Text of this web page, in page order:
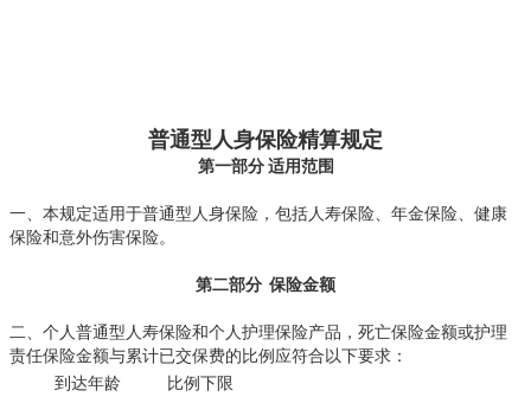
普通型人身保险精算规定
第一部分 适用范围
一、本规定适用于普通型人身保险，包括人寿保险、年金保险、健康
保险和意外伤害保险。
第二部分 保险金额
二、个人普通型人寿保险和个人护理保险产品，死亡保险金额或护理
责任保险金额与累计已交保费的比例应符合以下要求：
到达年龄
比例下限